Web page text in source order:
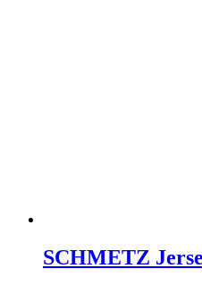
SCHMETZ